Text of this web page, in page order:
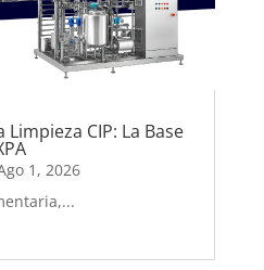
CIP: La Base
1, 2026